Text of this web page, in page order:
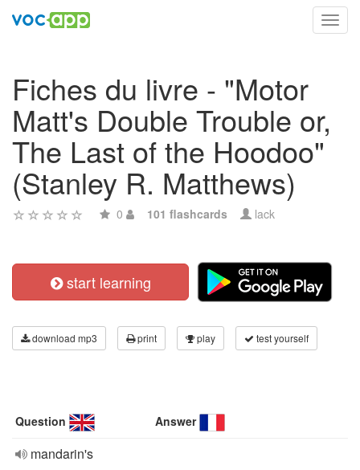
Fiches du livre - "Motor
Matt's Double Trouble or,
The Last of the Hoodoo"
(Stanley R. Matthews)
0 101 flashcards lack
start learning
download mp3 print play test yourself
Question Answer
mandarin's